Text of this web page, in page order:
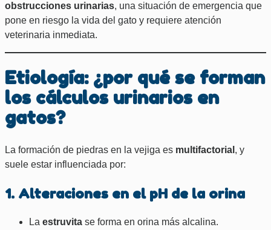
obstrucciones urinarias, una situación de emergencia que
pone en riesgo la vida del gato y requiere atención
veterinaria inmediata.
Etiología: ¿por qué se forman
los cálculos urinarios en
gatos?
La formación de piedras en la vejiga es multifactorial , y
suele estar influenciada por:
1. Alteraciones en el pH de la orina
La estruvita se forma en orina más alcalina.